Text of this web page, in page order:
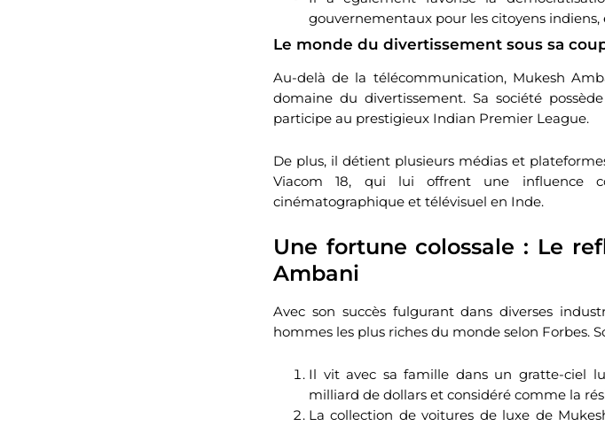
gouvernementaux pour les citoyens indiens,
Le monde du divertissement sous sa
Au-delà de la télécommunication, Mukesh
domaine du divertissement. Sa société
participe au prestigieux Indian Premier League.
De plus, il détient plusieurs médias et
Viacom 18, qui lui offrent une influence
cinématographique et télévisuel en Inde.
Une fortune colossale : Le
Ambani
Avec son succès fulgurant dans diverses
hommes les plus riches du monde selon Forbes.
Il vit avec sa famille dans un gratte-ciel
milliard de dollars et considéré comme la
La collection de voitures de luxe de